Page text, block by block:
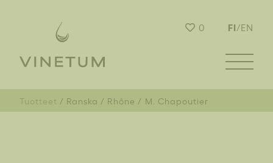
0 FI/EN
Tuotteet Ranska Rhône M. Chapoutier